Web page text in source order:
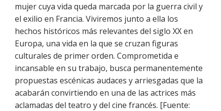
mujer cuya vida queda marcada por la guerra civil y
el exilio en Francia. Viviremos junto a ella los
hechos históricos más relevantes del siglo XX en
Europa, una vida en la que se cruzan figuras
culturales de primer orden. Comprometida e
incansable en su trabajo, busca permanentemente
propuestas escénicas audaces y arriesgadas que la
acabarán convirtiendo en una de las actrices más
aclamadas del teatro y del cine francés. [Fuente: